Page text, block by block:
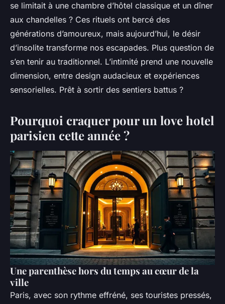
se limitait à une chambre d’hôtel classique et un dîner
aux chandelles ? Ces rituels ont bercé des
générations d’amoureux, mais aujourd’hui, le désir
d’insolite transforme nos escapades. Plus question de
s’en tenir au traditionnel. L’intimité prend une nouvelle
dimension, entre design audacieux et expériences
sensorielles. Prêt à sortir des sentiers battus ?
Pourquoi craquer pour un love hotel
parisien cette année ?
Une parenthèse hors du temps au cœur de la
ville
Paris, avec son rythme effréné, ses touristes pressés,